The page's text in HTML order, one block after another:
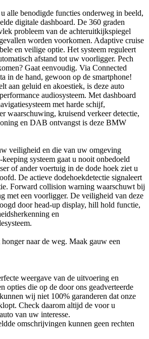
alle benodigde functies onderweg in beeld,
digitale dashboard. De 360 graden
probleem van de achteruitkijkspiegel
worden voorkomen. Adaptive cruise
en veilige optie. Het systeem reguleert
afstand tot uw voorligger. Pech
Gaat eenvoudig. Via Connected
in de hand, gewoon op de smartphone!
aan geluid en akoestiek, is deze auto
audiosysteem. Met dashboard
met harde schijf,
waarschuwing, kruisend verkeer detectie,
en DAB ontvangst is deze BMW
veiligheid en die van uw omgeving
systeem gaat u nooit onbedoeld
of ander voertuig in de dode hoek ziet u
De actieve dodehoekdetectie signaleert
Forward collision warning waarschuwt bij
met een voorligger. De veiligheid van deze
door head-up display, hill hold functie,
en
naar de weg. Maak gauw een
weergave van de uitvoering en
opties die op de door ons geadverteerde
wij niet 100% garanderen dat onze
Check daarom altijd de voor u
van uw interesse.
omschrijvingen kunnen geen rechten